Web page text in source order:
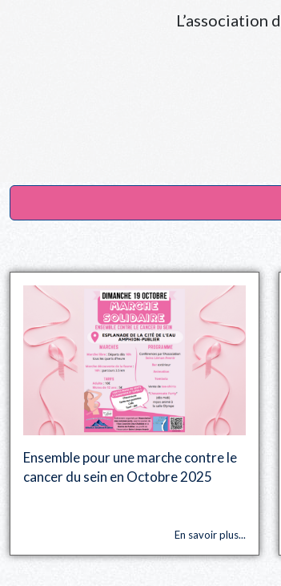
L’association
Ensemble pour une marche contre le
cancer du sein en Octobre 2025
En savoir plus...